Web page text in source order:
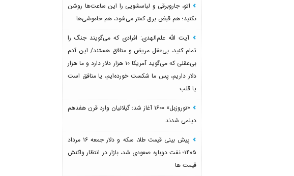
اتو، جاروبرقی و لباسشویی را این ساعت‌ها روشن
نکنید؛ هم قبض برق کمتر می‌شود، هم خاموشی‌ها
آیت الله علم‌الهدی: افرادی که می‌گویند جنگ را
تمام کنید، بی‌عقل مریض و منافق هستند/ این آدم
بی‌عقلی که می‌گوید آمریکا ۱۰ هزار دلار دارد و ما هزار
دلار داریم، پس ما شکست خورده‌ایم، یا منافق است
یا قلب
«نوروزبل» ۱۶۰۰ آغاز شد؛ گیلانیان وارد قرن هفدهم
دیلمی شدند
پیش بینی قیمت طلا، سکه و دلار جمعه ۱۶ مرداد
۱۴۰۵؛ نفت دوباره صعودی شد، بازار در انتظار واکنش
قیمت ها